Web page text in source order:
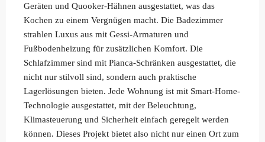
Geräten und Quooker-Hähnen ausgestattet, was das
Kochen zu einem Vergnügen macht. Die Badezimmer
strahlen Luxus aus mit Gessi-Armaturen und
Fußbodenheizung für zusätzlichen Komfort. Die
Schlafzimmer sind mit Pianca-Schränken ausgestattet, die
nicht nur stilvoll sind, sondern auch praktische
Lagerlösungen bieten. Jede Wohnung ist mit Smart-Home-
Technologie ausgestattet, mit der Beleuchtung,
Klimasteuerung und Sicherheit einfach geregelt werden
können. Dieses Projekt bietet also nicht nur einen Ort zum